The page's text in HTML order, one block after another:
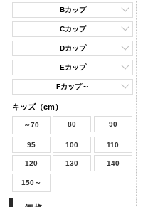
Bカップ
Cカップ
Dカップ
Eカップ
Fカップ～
キッズ（cm）
～70 80 90
95 100 110
120 130 140
150～